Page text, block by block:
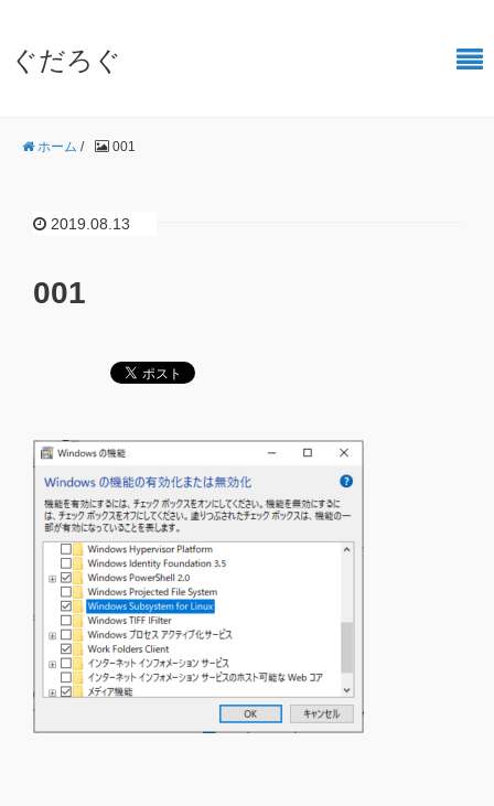
ぐだろぐ
ホーム / 001
2019.08.13
001